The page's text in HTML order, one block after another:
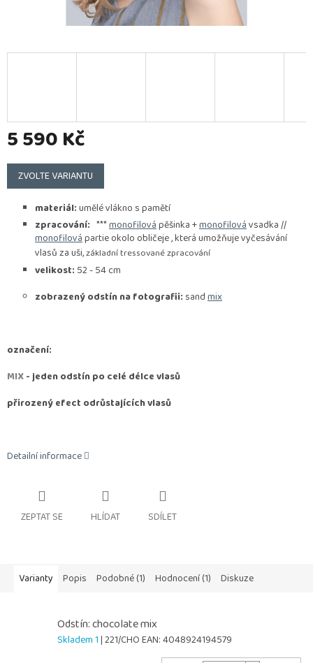
5 590 Kč
Měrná
cena:
ZVOLTE VARIANTU
materiál:umělé vlákno s pamětí
zpracování: ***monofilovápěšinka +monofilovávsadka //
monofilovápartie okolo obličeje , která umožňuje vyčesávání
vlasů za uši,základní tressované zpracování
velikost: 52 - 54 cm
zobrazený odstín na fotografii: sandmix
označení:
MIX- jeden odstín po celé délce vlasů
přirozený efect odrůstajících vlasů
Detailní informace
ZEPTAT SE HLÍDAT SDÍLET
Varianty Popis Podobné (1) Hodnocení (1) Diskuze
Odstín: chocolate mix
Skladem 1| 221/CHOEAN:4048924194579